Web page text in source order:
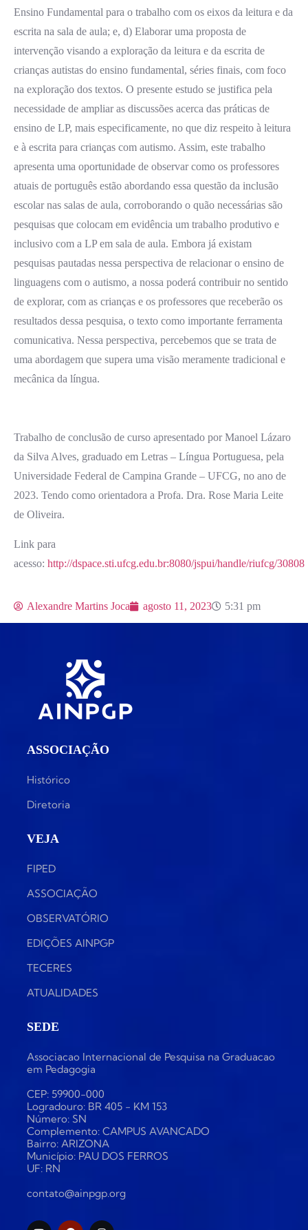
Ensino Fundamental para o trabalho com os eixos da leitura e da
escrita na sala de aula; e, d) Elaborar uma proposta de
intervenção visando a exploração da leitura e da escrita de
crianças autistas do ensino fundamental, séries finais, com foco
na exploração dos textos. O presente estudo se justifica pela
necessidade de ampliar as discussões acerca das práticas de
ensino de LP, mais especificamente, no que diz respeito à leitura
e à escrita para crianças com autismo. Assim, este trabalho
apresenta uma oportunidade de observar como os professores
atuais de português estão abordando essa questão da inclusão
escolar nas salas de aula, corroborando o quão necessárias são
pesquisas que colocam em evidência um trabalho produtivo e
inclusivo com a LP em sala de aula. Embora já existam
pesquisas pautadas nessa perspectiva de relacionar o ensino de
linguagens com o autismo, a nossa poderá contribuir no sentido
de explorar, com as crianças e os professores que receberão os
resultados dessa pesquisa, o texto como importante ferramenta
comunicativa. Nessa perspectiva, percebemos que se trata de
uma abordagem que supera uma visão meramente tradicional e
mecânica da língua.
Trabalho de conclusão de curso apresentado por Manoel Lázaro
da Silva Alves, graduado em Letras – Língua Portuguesa, pela
Universidade Federal de Campina Grande – UFCG, no ano de
2023. Tendo como orientadora a Profa. Dra. Rose Maria Leite
de Oliveira.
Link para
acesso: http://dspace.sti.ufcg.edu.br:8080/jspui/handle/riufcg/30808
Alexandre Martins Joca agosto 11, 2023 5:31 pm
ASSOCIAÇÃO
Histórico
Diretoria
VEJA
FIPED
ASSOCIAÇÃO
OBSERVATÓRIO
EDIÇÕES AINPGP
TECERES
ATUALIDADES
SEDE
Associacao Internacional de Pesquisa na Graduacao
em Pedagogia
CEP: 59900-000
Logradouro: BR 405 - KM 153
Número: SN
Complemento: CAMPUS AVANCADO
Bairro: ARIZONA
Município: PAU DOS FERROS
UF: RN
contato@ainpgp.org